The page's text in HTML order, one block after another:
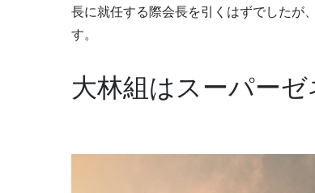
長に就任する際会長を引くはずでしたが
す。
大林組はスーパー